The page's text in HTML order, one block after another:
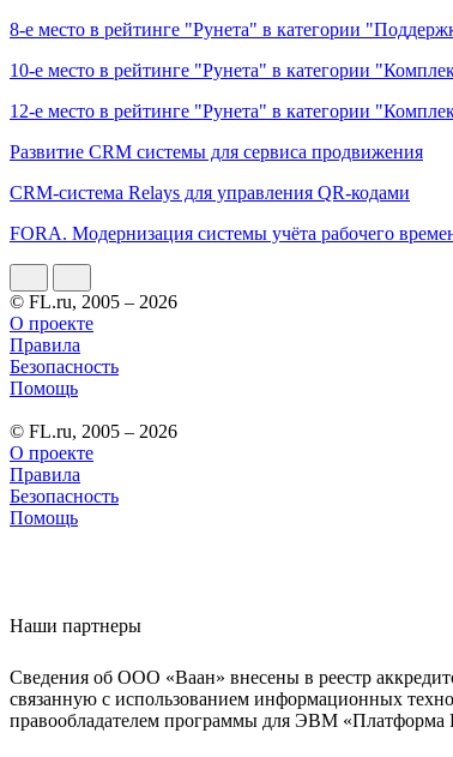
8-е место в рейтинге "Рунета" в категории
10-е место в рейтинге "Рунета" в категории
12-е место в рейтинге "Рунета" в категории
Развитие CRM системы для сервиса продвижения
CRM-система Relays для управления QR-кодами
FORA. Модернизация системы учёта рабочего
© FL.ru, 2005 – 2026
О проекте
Правила
Безопасность
Помощь
© FL.ru, 2005 – 2026
О проекте
Правила
Безопасность
Помощь
Наши партнеры
Сведения об ООО «Ваан» внесены в реестр
связанную с использованием информационных
правообладателем программы для ЭВМ «Платформа